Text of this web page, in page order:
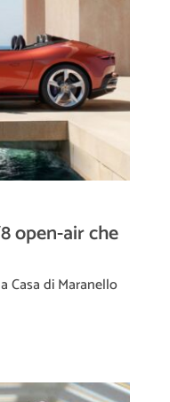
open-air che
Casa di Maranello